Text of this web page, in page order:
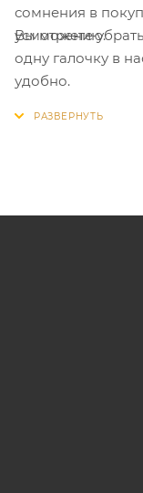
сомнения в
усмотрению.
Вы можете
одну галочку в
удобно.